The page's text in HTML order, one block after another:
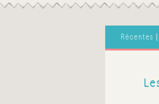
Récentes |